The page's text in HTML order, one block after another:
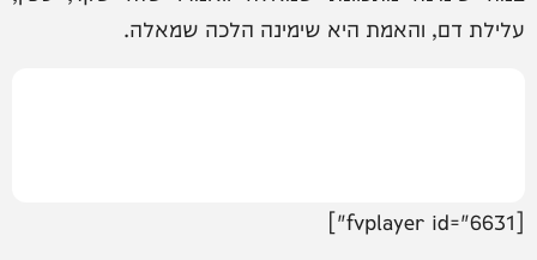
עלילת דם, והאמת היא שימינה הלכה שמאלה.
[fvplayer id="6631"]